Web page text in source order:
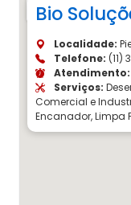
Bio
Localidade:
Telefone: (11)
Atendimento:
Serviços:
Comercial e
Encanador, Limpa